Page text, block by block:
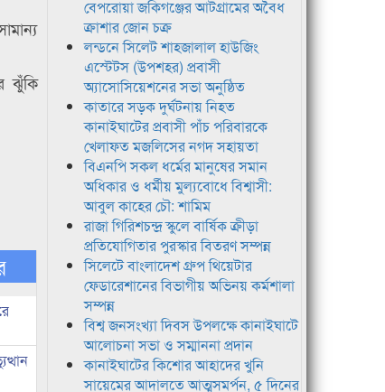
ঝুঁকি
বেপরোয়া জকিগঞ্জের আটগ্রামের অবৈধ
ক্রাশার জোন চক্র
লন্ডনে সিলেট শাহজালাল হাউজিং
এস্টেটস (উপশহর) প্রবাসী
অ্যাসোসিয়েশনের সভা অনুষ্ঠিত
কাতারে সড়ক দুর্ঘটনায় নিহত
কানাইঘাটের প্রবাসী পাঁচ পরিবারকে
খেলাফত মজলিসের নগদ সহায়তা
বিএনপি সকল ধর্মের মানুষের সমান
অধিকার ও ধর্মীয় মুল্যবোধে বিশ্বাসী:
আবুল কাহের চৌ: শামিম
রাজা গিরিশচন্দ্র স্কুলে বার্ষিক ক্রীড়া
প্রতিযোগিতার পুরস্কার বিতরণ সম্পন্ন
সিলেটে বাংলাদেশ গ্রুপ থিয়েটার
ফেডারেশানের বিভাগীয় অভিনয় কর্মশালা
সম্পন্ন
বিশ্ব জনসংখ্যা দিবস উপলক্ষে কানাইঘাটে
আলোচনা সভা ও সম্মাননা প্রদান
কানাইঘাটের কিশোর আহাদের খুনি
সায়েমের আদালতে আত্মসমর্পন, ৫ দিনের